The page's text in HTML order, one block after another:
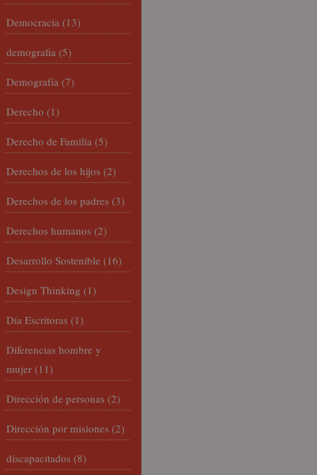
Democracia (13)
demografia (5)
Demografía (7)
Derecho (1)
Derecho de Familia (5)
Derechos de los hijos (2)
Derechos de los padres (3)
Derechos humanos (2)
Desarrollo Sostenible (16)
Design Thinking (1)
Día Escritoras (1)
Diferencias hombre y
mujer (11)
Dirección de personas (2)
Dirección por misiones (2)
discapacitados (8)